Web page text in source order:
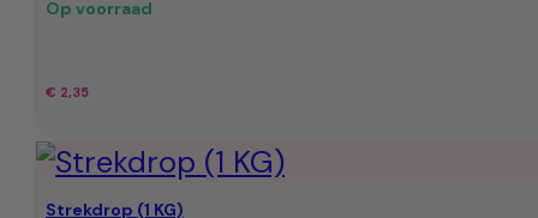
Op voorraad
€ 2,35
Strekdrop (1 KG)